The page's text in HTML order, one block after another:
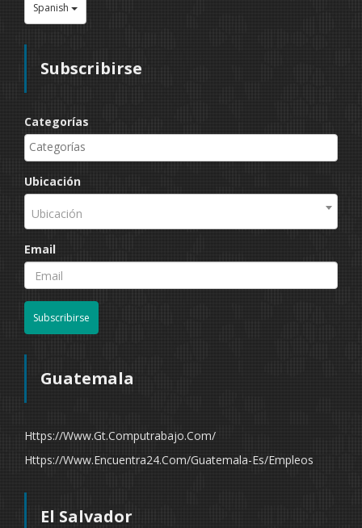
Spanish
Subscribirse
Categorías
Ubicación
Ubicación
Email
Subscribirse
Guatemala
Https://www.gt.computrabajo.com/
Https://www.encuentra24.com/guatemala-Es/empleos
El Salvador